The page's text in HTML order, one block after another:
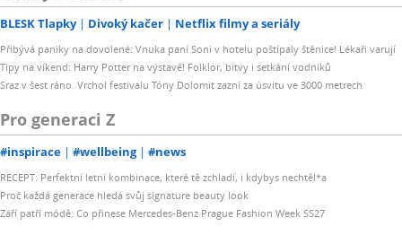
BLESK Tlapky Divoký kačer Netflix filmy a seriály
Přibývá paniky na dovolené: Vnuka paní Soni v hotelu poštípaly štěnice! Lékaři varují
Tipy na víkend: Harry Potter na výstavě! Folklor, bitvy i setkání vodníků
Sraz v šest ráno. Vrchol festivalu Tóny Dolomit zazní za úsvitu ve 3000 metrech
Pro generaci Z
#inspirace #wellbeing #news
RECEPT: Perfektní letní kombinace, které tě zchladí, i kdybys nechtěl*a
Proč každá generace hledá svůj signature beauty look
Září patří módě: Co přinese Mercedes-Benz Prague Fashion Week SS27